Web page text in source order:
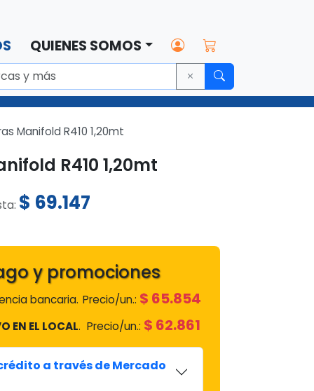
QUIENES SOMOS
Manifold R410 1,20mt
R410 1,20mt
$ 69.147
y promociones
bancaria. Precio/un.: $ 65.854
EN EL LOCAL. Precio/un.: $ 62.861
a través de Mercado